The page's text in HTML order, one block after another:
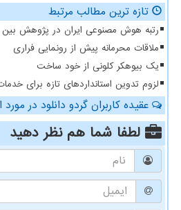
تازه ترین مطالب مرتبط
رتبه هوش مصنوعی ایران در پژوهش بین 12 تا 18
ملاقات محرمانه پیش از رونمایی فراری
یک بیوهکر کلونی از خود ساخت
لزوم تدوین استانداردهای تازه برای
عقیده کاربران گردو دانلود در
لطفا شما همنظر دهید